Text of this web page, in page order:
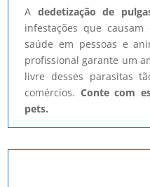
A dedetização de
infestações que
saúde em pessoas e
profissional garante um
livre desses parasitas
comércios. Conte com
pets.